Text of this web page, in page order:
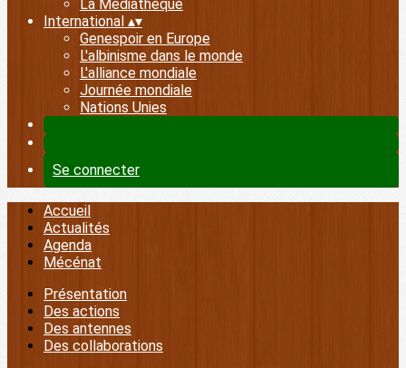
La Médiathèque
International ▴▾
Genespoir en Europe
L'albinisme dans le monde
L'alliance mondiale
Journée mondiale
Nations Unies
Se connecter
Accueil
Actualités
Agenda
Mécénat
Présentation
Des actions
Des antennes
Des collaborations